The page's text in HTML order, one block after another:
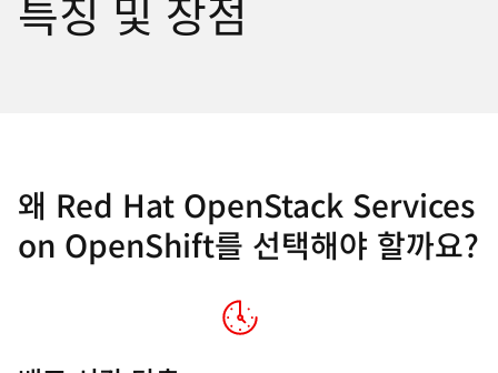
특징 및 장점
왜 Red Hat OpenStack Services
on OpenShift를 선택해야 할까요?